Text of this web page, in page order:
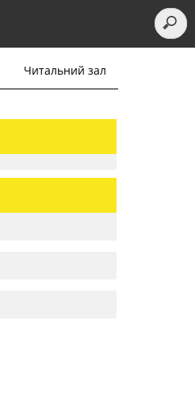
Читальний зал